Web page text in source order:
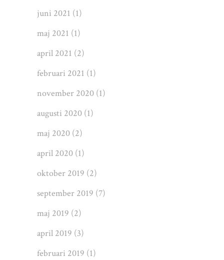
juni 2021 (1)
maj 2021 (1)
april 2021 (2)
februari 2021 (1)
november 2020 (1)
augusti 2020 (1)
maj 2020 (2)
april 2020 (1)
oktober 2019 (2)
september 2019 (7)
maj 2019 (2)
april 2019 (3)
februari 2019 (1)